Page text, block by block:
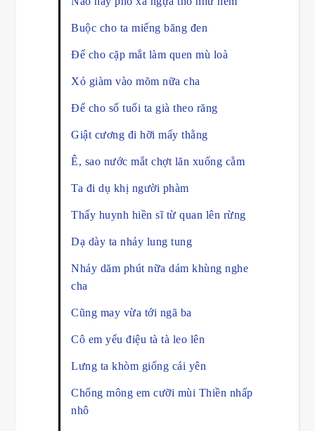
Buộc cho ta miếng băng đen
Để cho cặp mắt làm quen mù loà
Xỏ giàm vào mõm nữa cha
Để cho số tuổi ta già theo răng
Giật cương đi hỡi mấy thằng
Ê, sao nước mắt chợt lăn xuống cằm
Ta đi dụ khị người phàm
Thấy huynh hiền sĩ từ quan lên rừng
Dạ dày ta nhảy lung tung
Nhảy dăm phút nữa dám khùng nghe
cha
Cũng may vừa tới ngã ba
Cô em yểu điệu tà tà leo lên
Lưng ta khòm giống cái yên
Chổng mông em cưỡi mùi Thiền nhấp
nhô